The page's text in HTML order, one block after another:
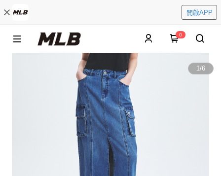
開啟APP
0
1/6